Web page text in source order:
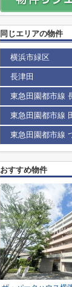
同じエリアの物件
横浜市緑区
長津田
東急田園都市線
東急田園都市線
東急田園都市線
おすすめ物件